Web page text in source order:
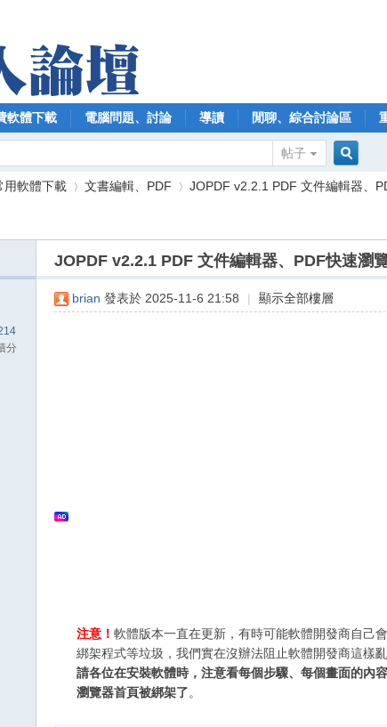
軟體下載 電腦問題、討論 導讀 閒聊、綜合討論區
帖子
搜
索
用軟體下載
›
文書編輯、PDF
›
JOPDF v2.2.1 PDF 文件編輯器、
JOPDF v2.2.1 PDF 文件編輯器、PDF快速瀏
分
brian 發表於 2025-11-6 21:58 | 顯示全部樓層
注意！ 軟體版本一直在更新，有時可能軟體開發商自己
綁架程式等垃圾，我們實在沒辦法阻止軟體開發商這樣
請各位在安裝軟體時，注意看每個步驟、每個畫面的內
瀏覽器首頁被綁架了。